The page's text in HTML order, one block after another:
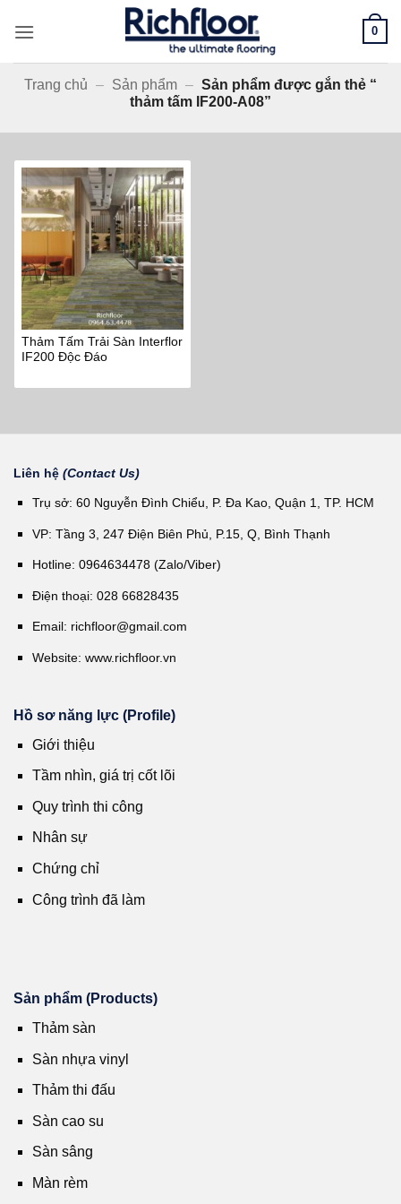
qua
dung
0
Trang chủ – Sản phẩm – Sản phẩm được gắn thẻ “
thảm tấm IF200-A08”
Thảm Tấm Trải Sàn Interflor
IF200 Độc Đáo
Liên hệ (Contact Us)
Trụ sở: 60 Nguyễn Đình Chiểu, P. Đa Kao, Quận 1, TP. HCM
VP: Tầng 3, 247 Điện Biên Phủ, P.15, Q, Bình Thạnh
Hotline: 0964634478 (Zalo/Viber)
Điện thoại: 028 66828435
Email: richfloor@gmail.com
Website: www.richfloor.vn
Hồ sơ năng lực (Profile)
Giới thiệu
Tầm nhìn, giá trị cốt lõi
Quy trình thi công
Nhân sự
Chứng chỉ
Công trình đã làm
Sản phẩm (Products)
Thảm sàn
Sàn nhựa vinyl
Thảm thi đấu
Sàn cao su
Sàn sâng
Màn rèm